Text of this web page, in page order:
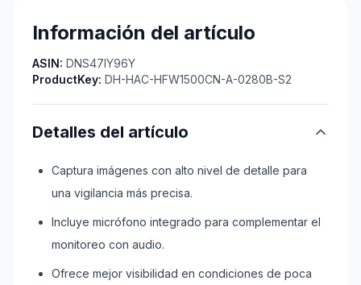
Información del artículo
ASIN: DNS47IY96Y
ProductKey: DH-HAC-HFW1500CN-A-0280B-S2
Detalles del artículo
Captura imágenes con alto nivel de detalle para
una vigilancia más precisa.
Incluye micrófono integrado para complementar el
monitoreo con audio.
Ofrece mejor visibilidad en condiciones de poca